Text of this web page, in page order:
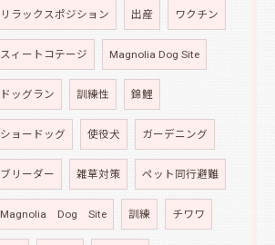
リラックスポジション 出産 ワクチン
スィートコテージ Magnolia Dog Site
ドッグラン 訓練性 錦鯉
ショードッグ 使役犬 ガーデニング
ブリーダー 雑草対策 ペット同行避難
Magnolia Dog Site 訓練 チワワ